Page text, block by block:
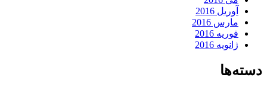
آوریل 2016
مارس 2016
فوریه 2016
ژانویه 2016
دسته‌ها